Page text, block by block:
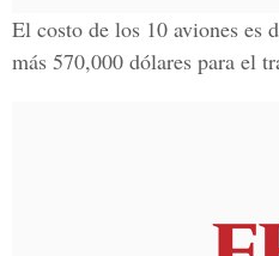
El costo de los 10 aviones es
más 570,000 dólares para el